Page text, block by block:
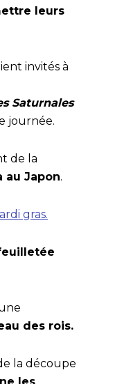
leurs
invités à
Saturnales
journée.
de la
au Japon.
gras.
des rois.
la découpe